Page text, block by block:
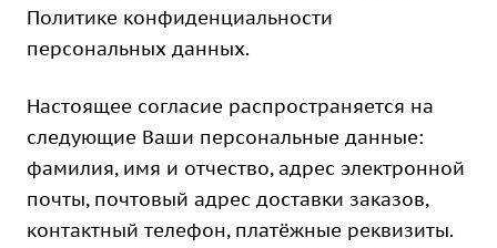
Политике конфиденциальности
персональных данных.
Настоящее согласие распространяется на
следующие Ваши персональные данные:
фамилия, имя и отчество, адрес электронной
почты, почтовый адрес доставки заказов,
контактный телефон, платёжные реквизиты.